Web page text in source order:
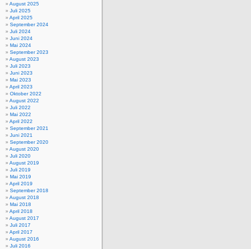
August 2025
Juli 2025
April 2025
September 2024
Juli 2024
Juni 2024
Mai 2024
September 2023
August 2023
Juli 2023
Juni 2023
Mai 2023
April 2023
Oktober 2022
August 2022
Juli 2022
Mai 2022
April 2022
September 2021
Juni 2021
September 2020
August 2020
Juli 2020
August 2019
Juli 2019
Mai 2019
April 2019
September 2018
August 2018
Mai 2018
April 2018
August 2017
Juli 2017
April 2017
August 2016
Juli 2016